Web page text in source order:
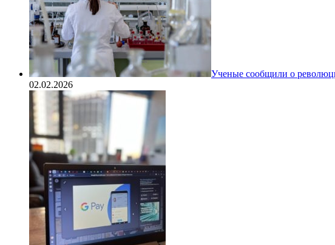
Ученые сообщили о
02.02.2026